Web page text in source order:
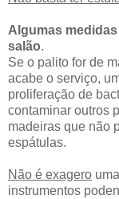
Algumas
salão.
Se o palito for de
acabe o serviço,
proliferação de
contaminar outros
madeiras que não
espátulas.
Não é exagero
instrumentos